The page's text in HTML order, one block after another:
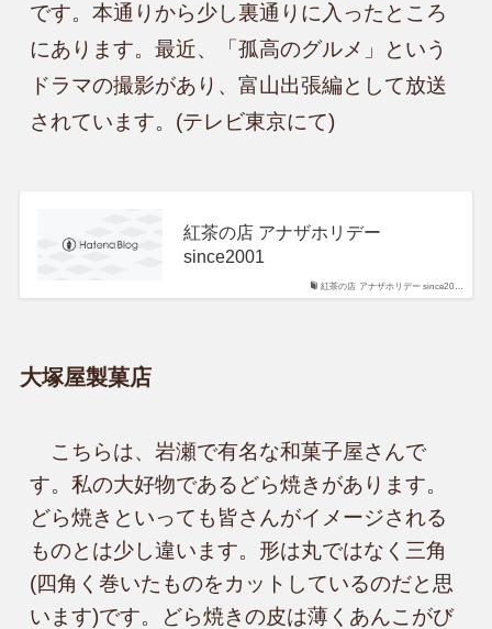
です。本通りから少し裏通りに入ったところ
にあります。最近、「孤高のグルメ」という
ドラマの撮影があり、富山出張編として放送
されています。(テレビ東京にて)
紅茶の店 アナザホリデー since20…
紅茶の店 アナザホリデー
since2001
大塚屋製菓店
こちらは、岩瀬で有名な和菓子屋さんで
す。私の大好物であるどら焼きがあります。
どら焼きといっても皆さんがイメージされる
ものとは少し違います。形は丸ではなく三角
(四角く巻いたものをカットしているのだと思
います)です。どら焼きの皮は薄くあんこがび